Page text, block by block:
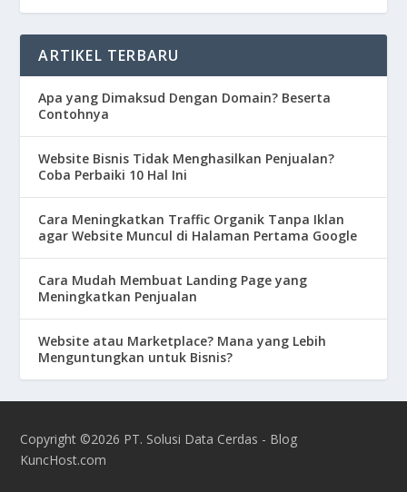
ARTIKEL TERBARU
Apa yang Dimaksud Dengan Domain? Beserta
Contohnya
Website Bisnis Tidak Menghasilkan Penjualan?
Coba Perbaiki 10 Hal Ini
Cara Meningkatkan Traffic Organik Tanpa Iklan
agar Website Muncul di Halaman Pertama Google
Cara Mudah Membuat Landing Page yang
Meningkatkan Penjualan
Website atau Marketplace? Mana yang Lebih
Menguntungkan untuk Bisnis?
Copyright ©2026 PT. Solusi Data Cerdas - Blog
KuncHost.com